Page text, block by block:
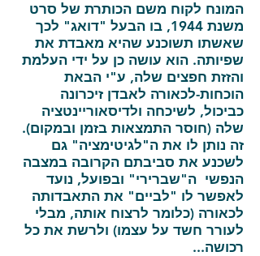
המונח לקוח משם הכותרת של סרט
משנת 1944, בו הבעל "דואג" לכך
שאשתו תשוכנע שהיא מאבדת את
שפיותה. הוא עושה כן על ידי העלמת
והזזת חפצים שלה, ע"י הבאת
הוכחות-לכאורה לאבדן זיכרונה
כביכול, לשיכחה ולדיסאוריינטציה
שלה (חוסר התמצאות בזמן ובמקום).
זה נותן לו את ה"לגיטימציה" גם
לשכנע את סביבתם הקרובה במצבה
הנפשי ה"שברירי" ובפועל, נועד
לאפשר לו "לביים" את התאבדותה
לכאורה (כלומר לרצוח אותה, מבלי
לעורר חשד על עצמו) ולרשת את כל
רכושה...